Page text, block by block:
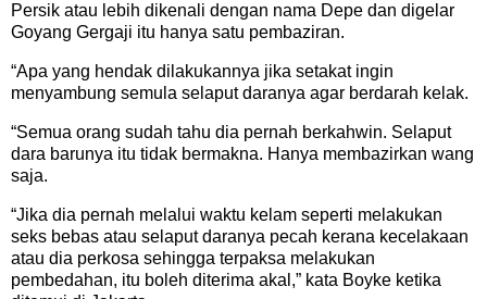
Persik atau lebih dikenali dengan nama Depe dan digelar
Goyang Gergaji itu hanya satu pembaziran.
“Apa yang hendak dilakukannya jika setakat ingin
menyambung semula selaput daranya agar berdarah kelak.
“Semua orang sudah tahu dia pernah berkahwin. Selaput
dara barunya itu tidak bermakna. Hanya membazirkan wang
saja.
“Jika dia pernah melalui waktu kelam seperti melakukan
seks bebas atau selaput daranya pecah kerana kecelakaan
atau dia perkosa sehingga terpaksa melakukan
pembedahan, itu boleh diterima akal,” kata Boyke ketika